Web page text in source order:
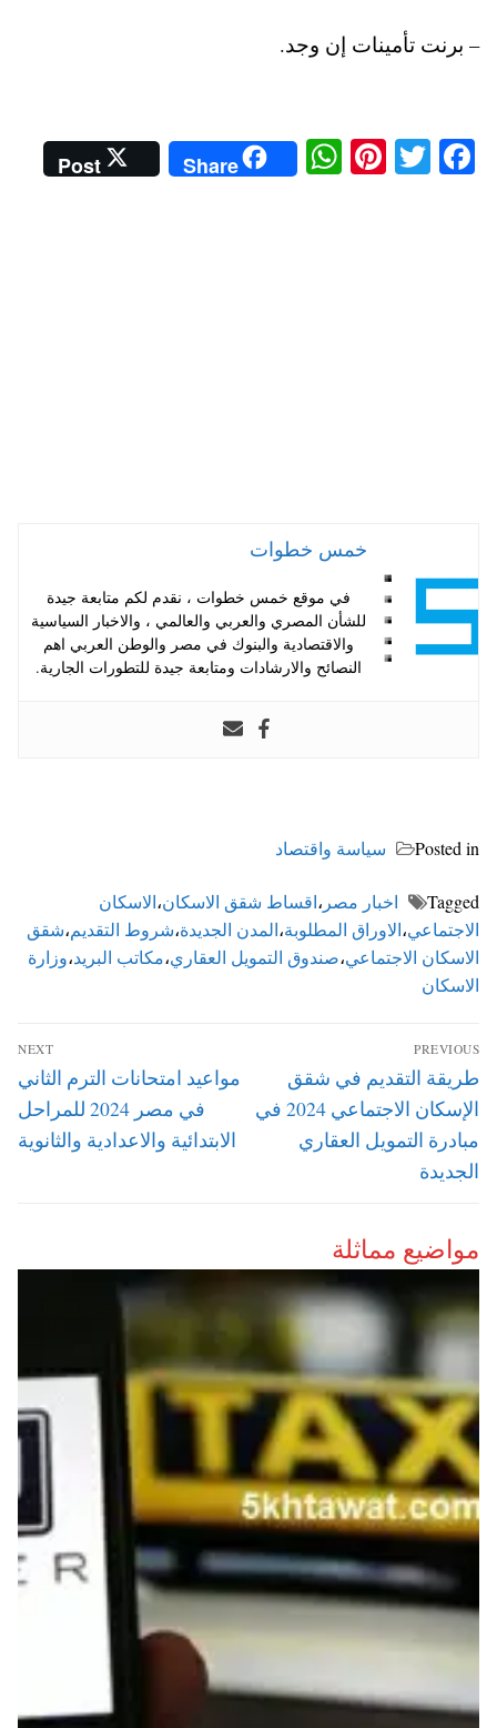
– برنت تأمينات إن وجد.
Fa
T
Pi
W
ha
Share
Post
خمس خطوات
في موقع خمس خطوات ، نقدم لكم متابعة جيدة
للشأن المصري والعربي والعالمي ، والاخبار السياسية
والاقتصادية والبنوك في مصر والوطن العربي اهم
النصائح والارشادات ومتابعة جيدة للتطورات الجارية.
Posted in سياسة واقتصاد
Tagged اخبار مصر ،اقساط شقق الاسكان،الاسكان
الاجتماعي،الاوراق المطلوبة،المدن الجديدة،شروط التقديم،شقق
الاسكان الاجتماعي،صندوق التمويل العقاري،مكاتب البريد،وزارة
الاسكان
تصفّح
المقالات
PREVIOUS
Previous
post:
طريقة التقديم في شقق
الإسكان الاجتماعي 2024 في
مبادرة التمويل العقاري
الجديدة
NEXT
Next
مواعيد امتحانات الترم الثاني
في مصر 2024 للمراحل
الابتدائية والاعدادية والثانوية
مواضيع مماثلة